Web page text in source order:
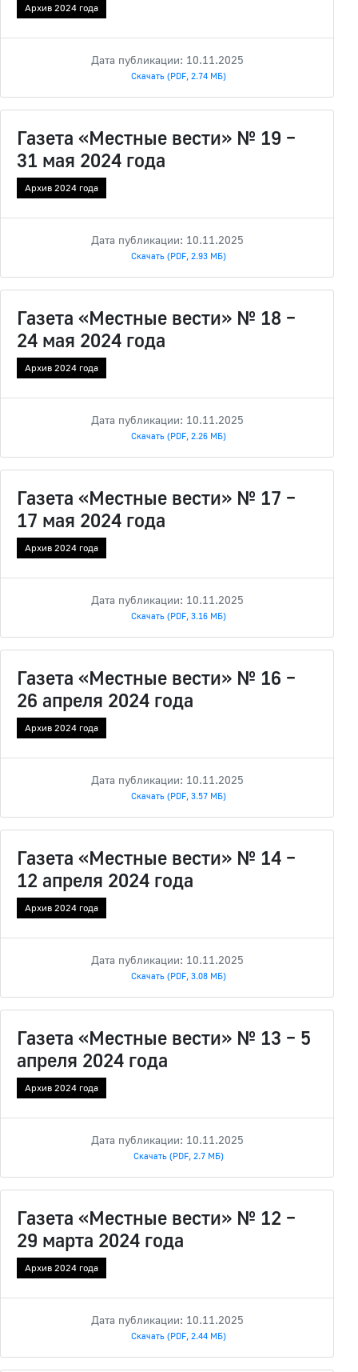
Архив 2024 года
Дата публикации: 10.11.2025
Скачать (PDF, 2.74 МБ)
Газета «Местные вести» № 19 –
31 мая 2024 года
Архив 2024 года
Дата публикации: 10.11.2025
Скачать (PDF, 2.93 МБ)
Газета «Местные вести» № 18 –
24 мая 2024 года
Архив 2024 года
Дата публикации: 10.11.2025
Скачать (PDF, 2.26 МБ)
Газета «Местные вести» № 17 –
17 мая 2024 года
Архив 2024 года
Дата публикации: 10.11.2025
Скачать (PDF, 3.16 МБ)
Газета «Местные вести» № 16 –
26 апреля 2024 года
Архив 2024 года
Дата публикации: 10.11.2025
Скачать (PDF, 3.57 МБ)
Газета «Местные вести» № 14 –
12 апреля 2024 года
Архив 2024 года
Дата публикации: 10.11.2025
Скачать (PDF, 3.08 МБ)
Газета «Местные вести» № 13 – 5
апреля 2024 года
Архив 2024 года
Дата публикации: 10.11.2025
Скачать (PDF, 2.7 МБ)
Газета «Местные вести» № 12 –
29 марта 2024 года
Архив 2024 года
Дата публикации: 10.11.2025
Скачать (PDF, 2.44 МБ)